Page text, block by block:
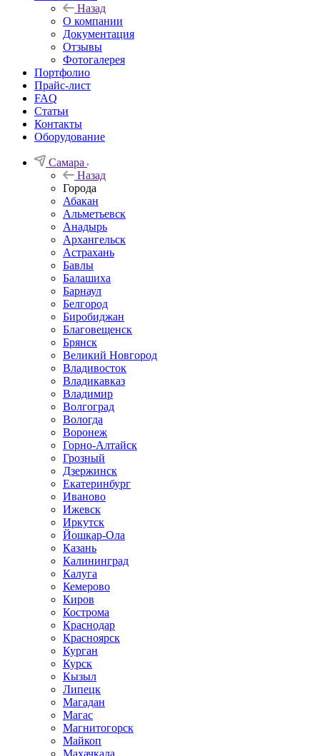
Назад
О компании
Документация
Отзывы
Фотогалерея
Портфолио
Прайс-лист
FAQ
Статьи
Контакты
Оборудование
Самара
Назад
Города
Абакан
Альметьевск
Анадырь
Архангельск
Астрахань
Бавлы
Балашиха
Барнаул
Белгород
Биробиджан
Благовещенск
Брянск
Великий Новгород
Владивосток
Владикавказ
Владимир
Волгоград
Вологда
Воронеж
Горно-Алтайск
Грозный
Дзержинск
Екатеринбург
Иваново
Ижевск
Иркутск
Йошкар-Ола
Казань
Калининград
Калуга
Кемерово
Киров
Кострома
Краснодар
Красноярск
Курган
Курск
Кызыл
Липецк
Магадан
Магас
Магнитогорск
Майкоп
Махачкала